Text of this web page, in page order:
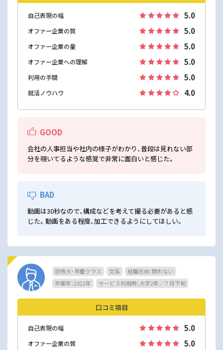
自己表現の幅 5.0
オファー企業の質 5.0
オファー企業の量 5.0
オファー企業への理解 5.0
利用の手間 5.0
就活ノウハウ 4.0
GOOD
会社の人事担当や社内の様子がわかり、普段は見れない部
分を覗いてるような感覚で非常に面白いと感じた。
BAD
動画は30秒なので、構成などを考えて撮る必要があると感
じた。動画をある程度、加工できるようにしてほしい。
旧帝大・早慶クラス 文系
就職志向：問わない
卒業年：2022年
サービス利用時：大学2年 ／7 月下旬
口コミ項目
自己表現の幅 5.0
オファー企業の質 5.0